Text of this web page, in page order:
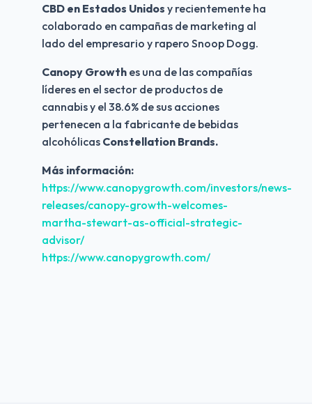
CBD en Estados Unidos y recientemente ha
colaborado en campañas de marketing al
lado del empresario y rapero Snoop Dogg.
Canopy Growth es una de las compañías
líderes en el sector de productos de
cannabis y el 38.6% de sus acciones
pertenecen a la fabricante de bebidas
alcohólicas Constellation Brands.
Más información:
https://www.canopygrowth.com/investors/news-
releases/canopy-growth-welcomes-
martha-stewart-as-official-strategic-
advisor/
https://www.canopygrowth.com/